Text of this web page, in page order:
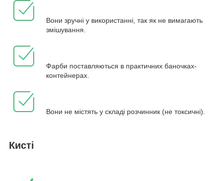
Вони зручні у використанні, так як не вимагають
змішування.
Фарби поставляються в практичних баночках-
контейнерах.
Вони не містять у складі розчинник (не токсичні).
Кисті